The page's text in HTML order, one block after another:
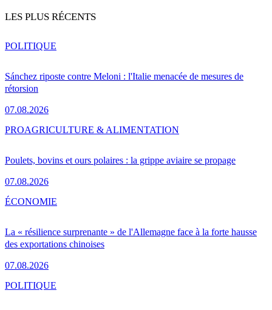
LES PLUS RÉCENTS
Sánchez riposte contre Meloni : l'Italie menacée de mesures de
rétorsion
07.08.2026
POLITIQUE
Poulets, bovins et ours polaires : la grippe aviaire se propage
07.08.2026
PROAGRICULTURE & ALIMENTATION
La « résilience surprenante » de l'Allemagne face à la forte hausse
des exportations chinoises
07.08.2026
ÉCONOMIE
POLITIQUE